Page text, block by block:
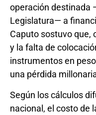
operación destinada
Legislatura— a
Caputo sostuvo que,
y la falta de
instrumentos en
una pérdida
Según los cálculos
nacional, el costo de